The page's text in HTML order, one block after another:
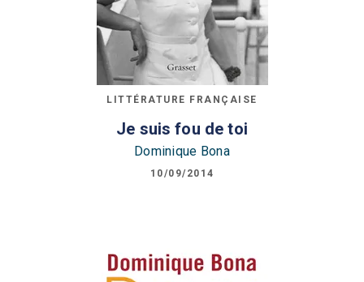
LITTÉRATURE FRANÇAISE
Je suis fou de toi
Dominique Bona
10/09/2014